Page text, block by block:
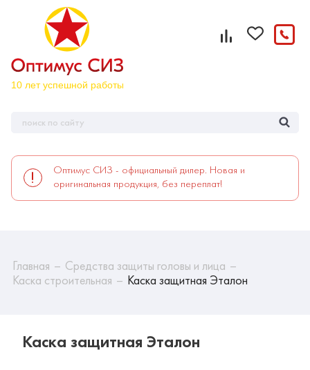
Оптимус СИЗ - официальный дилер. Новая и
оригинальная продукция, без переплат!
Главная
Средства защиты головы и лица
Каска строительная
Каска защитная Эталон
Каска защитная Эталон